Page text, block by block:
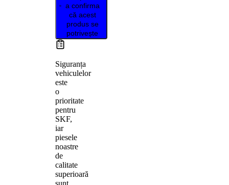
a confirma
că acest
produs se
potrivește
Siguranța
vehiculelor
este
o
prioritate
pentru
SKF,
iar
piesele
noastre
de
calitate
superioară
sunt